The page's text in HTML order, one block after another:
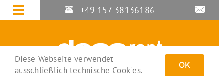
Zum
Inhalt
+49 157 38136186
Diese Webseite verwendet
ausschließlich technische Cookies.
OK